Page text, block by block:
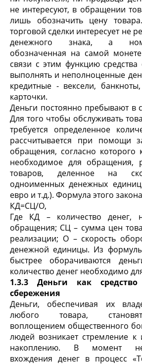
не интересуют, в обращении
лишь обозначить цену
торговой сделки интересует не
денежного знака, а
обозначенная на самой
связи с этим функцию
выполнять и неполноценные
кредитные - вексели,
карточки.
Деньги постоянно пребывают в
Для того чтобы обслуживать
требуется определенное
рассчитывается при помощи
обращения, согласно которого
необходимое для обращения,
товаров, деленное на
одноименных денежных
евро и т.д.). Формула этого
КД=СЦ/О,
Где КД – количество денег,
обращения; СЦ – сумма цен
реализации; О – скорость
денежной единицы. Из
быстрее оборачиваются
количество денег необходимо
1.3.3 Деньги как
сбережения
Деньги, обеспечивая их
любого товара,
воплощением общественного
людей возникает стремление
накоплению. В момент
вхождения денег в процесс